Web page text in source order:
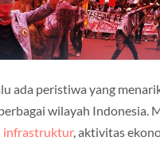
ada peristiwa yang
wilayah Indonesia.
infrastruktur, aktivitas